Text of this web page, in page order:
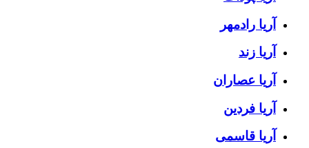
آریا رادمهر
آریا زند
آریا عصاران
آریا فردین
آریا قاسمی